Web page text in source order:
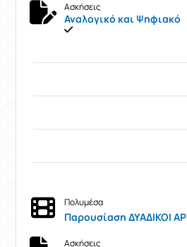
Ασκήσεις
Αναλογικό και Ψηφιακό
Πολυμέσα
Παρουσίαση ΔΥΑΔΙΚΟΙ
Ασκήσεις